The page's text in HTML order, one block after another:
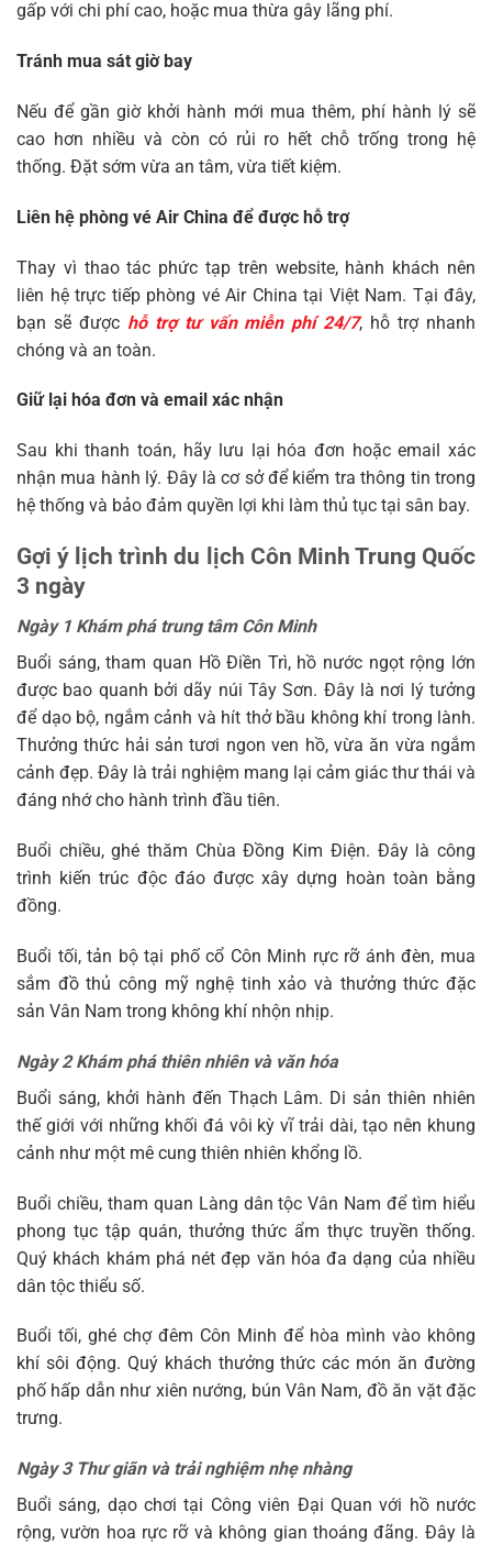
gấp với chi phí cao, hoặc mua thừa gây lãng phí.
Tránh mua sát giờ bay
Nếu để gần giờ khởi hành mới mua thêm, phí hành lý sẽ
cao hơn nhiều và còn có rủi ro hết chỗ trống trong hệ
thống. Đặt sớm vừa an tâm, vừa tiết kiệm.
Liên hệ phòng vé Air China để được hỗ trợ
Thay vì thao tác phức tạp trên website, hành khách nên
liên hệ trực tiếp phòng vé Air China tại Việt Nam. Tại đây,
bạn sẽ được hỗ trợ tư vấn miễn phí 24/7, hỗ trợ nhanh
chóng và an toàn.
Giữ lại hóa đơn và email xác nhận
Sau khi thanh toán, hãy lưu lại hóa đơn hoặc email xác
nhận mua hành lý. Đây là cơ sở để kiểm tra thông tin trong
hệ thống và bảo đảm quyền lợi khi làm thủ tục tại sân bay.
Gợi ý lịch trình du lịch Côn Minh Trung Quốc
3 ngày
Ngày 1 Khám phá trung tâm Côn Minh
Buổi sáng, tham quan Hồ Điền Trì, hồ nước ngọt rộng lớn
được bao quanh bởi dãy núi Tây Sơn. Đây là nơi lý tưởng
để dạo bộ, ngắm cảnh và hít thở bầu không khí trong lành.
Thưởng thức hải sản tươi ngon ven hồ, vừa ăn vừa ngắm
cảnh đẹp. Đây là trải nghiệm mang lại cảm giác thư thái và
đáng nhớ cho hành trình đầu tiên.
Buổi chiều, ghé thăm Chùa Đồng Kim Điện. Đây là công
trình kiến trúc độc đáo được xây dựng hoàn toàn bằng
đồng.
Buổi tối, tản bộ tại phố cổ Côn Minh rực rỡ ánh đèn, mua
sắm đồ thủ công mỹ nghệ tinh xảo và thưởng thức đặc
sản Vân Nam trong không khí nhộn nhịp.
Ngày 2 Khám phá thiên nhiên và văn hóa
Buổi sáng, khởi hành đến Thạch Lâm. Di sản thiên nhiên
thế giới với những khối đá vôi kỳ vĩ trải dài, tạo nên khung
cảnh như một mê cung thiên nhiên khổng lồ.
Buổi chiều, tham quan Làng dân tộc Vân Nam để tìm hiểu
phong tục tập quán, thưởng thức ẩm thực truyền thống.
Quý khách khám phá nét đẹp văn hóa đa dạng của nhiều
dân tộc thiểu số.
Buổi tối, ghé chợ đêm Côn Minh để hòa mình vào không
khí sôi động. Quý khách thưởng thức các món ăn đường
phố hấp dẫn như xiên nướng, bún Vân Nam, đồ ăn vặt đặc
trưng.
Ngày 3 Thư giãn và trải nghiệm nhẹ nhàng
Buổi sáng, dạo chơi tại Công viên Đại Quan với hồ nước
rộng, vườn hoa rực rỡ và không gian thoáng đãng. Đây là